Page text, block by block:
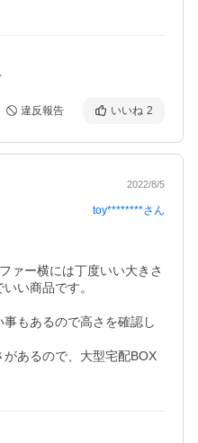
違反報告 いいね 2
2022/8/5
toy********さん
ァー横には丁度いい大きさ
い商品です。
もあるので高さを確認し
あるので、大型宅配BOX